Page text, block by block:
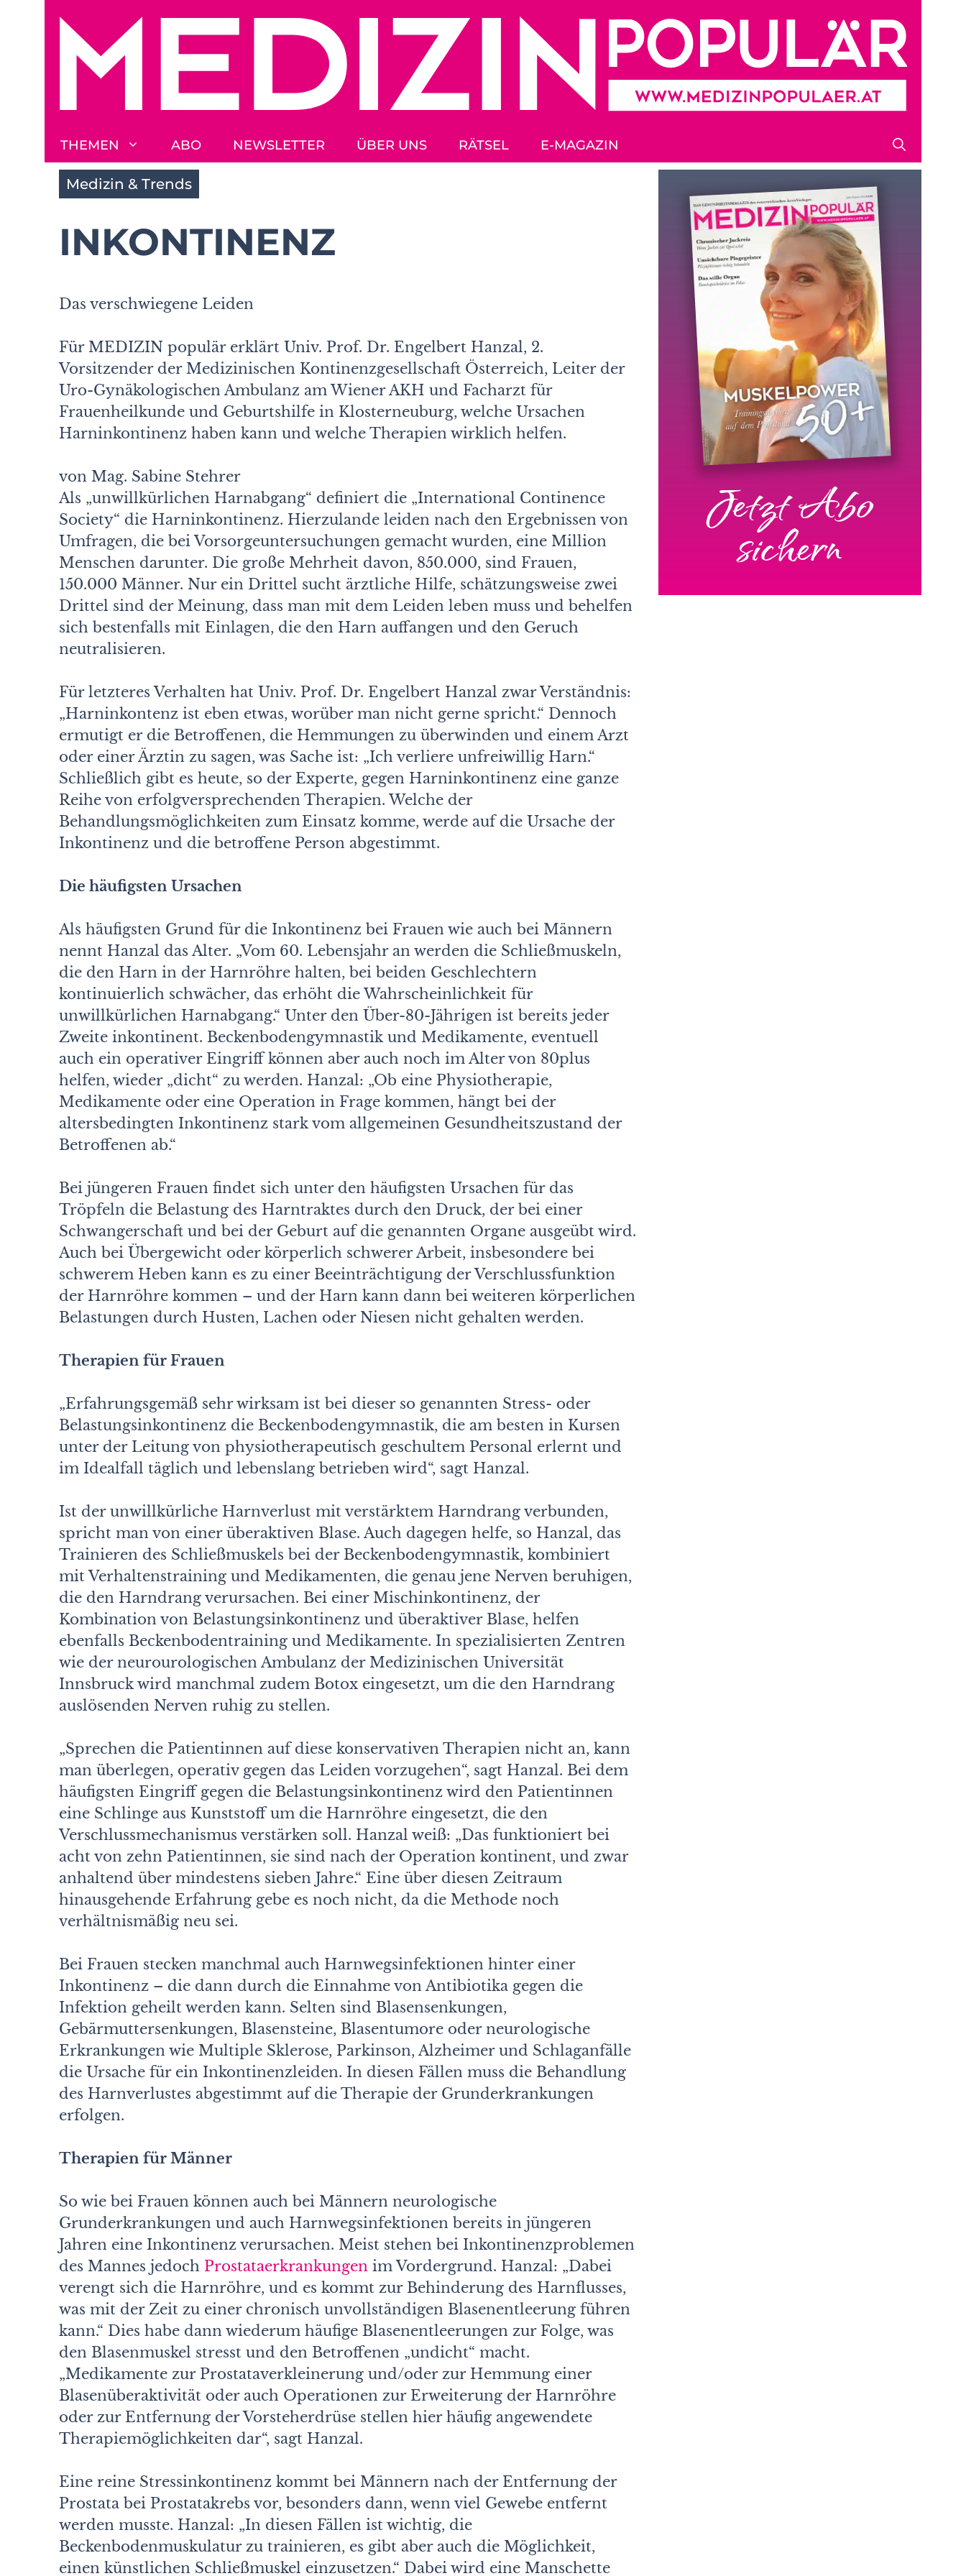
THEMEN ABO NEWSLETTER ÜBER UNS RÄTSEL E-MAGAZIN
Medizin & Trends
INKONTINENZ
Das verschwiegene Leiden
Für MEDIZIN populär erklärt Univ. Prof. Dr. Engelbert Hanzal, 2.
Vorsitzender der Medizinischen Kontinenzgesellschaft Österreich, Leiter der
Uro-Gynäkologischen Ambulanz am Wiener AKH und Facharzt für
Frauenheilkunde und Geburtshilfe in Klosterneuburg, welche Ursachen
Harninkontinenz haben kann und welche Therapien wirklich helfen.
von Mag. Sabine Stehrer
Als „unwillkürlichen Harnabgang“ definiert die „International Continence
Society“ die Harninkontinenz. Hierzulande leiden nach den Ergebnissen von
Umfragen, die bei Vorsorgeuntersuchungen gemacht wurden, eine Million
Menschen darunter. Die große Mehrheit davon, 850.000, sind Frauen,
150.000 Männer. Nur ein Drittel sucht ärztliche Hilfe, schätzungsweise zwei
Drittel sind der Meinung, dass man mit dem Leiden leben muss und behelfen
sich bestenfalls mit Einlagen, die den Harn auffangen und den Geruch
neutralisieren.
Für letzteres Verhalten hat Univ. Prof. Dr. Engelbert Hanzal zwar Verständnis:
„Harninkontenz ist eben etwas, worüber man nicht gerne spricht.“ Dennoch
ermutigt er die Betroffenen, die Hemmungen zu überwinden und einem Arzt
oder einer Ärztin zu sagen, was Sache ist: „Ich verliere unfreiwillig Harn.“
Schließlich gibt es heute, so der Experte, gegen Harninkontinenz eine ganze
Reihe von erfolgversprechenden Therapien. Welche der
Behandlungsmöglichkeiten zum Einsatz komme, werde auf die Ursache der
Inkontinenz und die betroffene Person abgestimmt.
Die häufigsten Ursachen
Als häufigsten Grund für die Inkontinenz bei Frauen wie auch bei Männern
nennt Hanzal das Alter. „Vom 60. Lebensjahr an werden die Schließmuskeln,
die den Harn in der Harnröhre halten, bei beiden Geschlechtern
kontinuierlich schwächer, das erhöht die Wahrscheinlichkeit für
unwillkürlichen Harnabgang.“ Unter den Über-80-Jährigen ist bereits jeder
Zweite inkontinent. Beckenbodengymnastik und Medikamente, eventuell
auch ein operativer Eingriff können aber auch noch im Alter von 80plus
helfen, wieder „dicht“ zu werden. Hanzal: „Ob eine Physiotherapie,
Medikamente oder eine Operation in Frage kommen, hängt bei der
altersbedingten Inkontinenz stark vom allgemeinen Gesundheitszustand der
Betroffenen ab.“
Bei jüngeren Frauen findet sich unter den häufigsten Ursachen für das
Tröpfeln die Belastung des Harntraktes durch den Druck, der bei einer
Schwangerschaft und bei der Geburt auf die genannten Organe ausgeübt wird.
Auch bei Übergewicht oder körperlich schwerer Arbeit, insbesondere bei
schwerem Heben kann es zu einer Beeinträchtigung der Verschlussfunktion
der Harnröhre kommen – und der Harn kann dann bei weiteren körperlichen
Belastungen durch Husten, Lachen oder Niesen nicht gehalten werden.
Therapien für Frauen
„Erfahrungsgemäß sehr wirksam ist bei dieser so genannten Stress- oder
Belastungsinkontinenz die Beckenbodengymnastik, die am besten in Kursen
unter der Leitung von physiotherapeutisch geschultem Personal erlernt und
im Idealfall täglich und lebenslang betrieben wird“, sagt Hanzal.
Ist der unwillkürliche Harnverlust mit verstärktem Harndrang verbunden,
spricht man von einer überaktiven Blase. Auch dagegen helfe, so Hanzal, das
Trainieren des Schließmuskels bei der Beckenbodengymnastik, kombiniert
mit Verhaltenstraining und Medikamenten, die genau jene Nerven beruhigen,
die den Harndrang verursachen. Bei einer Mischinkontinenz, der
Kombination von Belastungsinkontinenz und überaktiver Blase, helfen
ebenfalls Beckenbodentraining und Medikamente. In spezialisierten Zentren
wie der neurourologischen Ambulanz der Medizinischen Universität
Innsbruck wird manchmal zudem Botox eingesetzt, um die den Harndrang
auslösenden Nerven ruhig zu stellen.
„Sprechen die Patientinnen auf diese konservativen Therapien nicht an, kann
man überlegen, operativ gegen das Leiden vorzugehen“, sagt Hanzal. Bei dem
häufigsten Eingriff gegen die Belastungsinkontinenz wird den Patientinnen
eine Schlinge aus Kunststoff um die Harnröhre eingesetzt, die den
Verschlussmechanismus verstärken soll. Hanzal weiß: „Das funktioniert bei
acht von zehn Patientinnen, sie sind nach der Operation kontinent, und zwar
anhaltend über mindestens sieben Jahre.“ Eine über diesen Zeitraum
hinausgehende Erfahrung gebe es noch nicht, da die Methode noch
verhältnismäßig neu sei.
Bei Frauen stecken manchmal auch Harnwegsinfektionen hinter einer
Inkontinenz – die dann durch die Einnahme von Antibiotika gegen die
Infektion geheilt werden kann. Selten sind Blasensenkungen,
Gebärmuttersenkungen, Blasensteine, Blasentumore oder neurologische
Erkrankungen wie Multiple Sklerose, Parkinson, Alzheimer und Schlaganfälle
die Ursache für ein Inkontinenzleiden. In diesen Fällen muss die Behandlung
des Harnverlustes abgestimmt auf die Therapie der Grunderkrankungen
erfolgen.
Therapien für Männer
So wie bei Frauen können auch bei Männern neurologische
Grunderkrankungen und auch Harnwegsinfektionen bereits in jüngeren
Jahren eine Inkontinenz verursachen. Meist stehen bei Inkontinenzproblemen
des Mannes jedoch Prostataerkrankungen im Vordergrund. Hanzal: „Dabei
verengt sich die Harnröhre, und es kommt zur Behinderung des Harnflusses,
was mit der Zeit zu einer chronisch unvollständigen Blasenentleerung führen
kann.“ Dies habe dann wiederum häufige Blasenentleerungen zur Folge, was
den Blasenmuskel stresst und den Betroffenen „undicht“ macht.
„Medikamente zur Prostataverkleinerung und/oder zur Hemmung einer
Blasenüberaktivität oder auch Operationen zur Erweiterung der Harnröhre
oder zur Entfernung der Vorsteherdrüse stellen hier häufig angewendete
Therapiemöglichkeiten dar“, sagt Hanzal.
Eine reine Stressinkontinenz kommt bei Männern nach der Entfernung der
Prostata bei Prostatakrebs vor, besonders dann, wenn viel Gewebe entfernt
werden musste. Hanzal: „In diesen Fällen ist wichtig, die
Beckenbodenmuskulatur zu trainieren, es gibt aber auch die Möglichkeit,
einen künstlichen Schließmuskel einzusetzen.“ Dabei wird eine Manschette
Jetzt Abo
sichern